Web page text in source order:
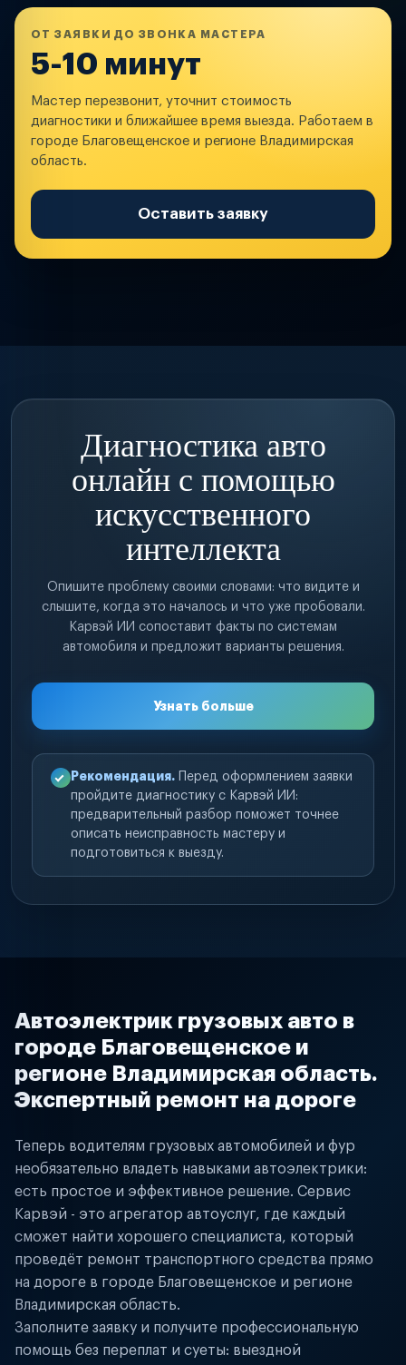
ОТ ЗАЯВКИ ДО ЗВОНКА МАСТЕРА
5-10 минут
Мастер перезвонит, уточнит стоимость
диагностики и ближайшее время выезда. Работаем в
городе Благовещенское и регионе Владимирская
область.
Оставить заявку
Диагностика авто
онлайн с помощью
искусственного
интеллекта
Опишите проблему своими словами: что видите и
слышите, когда это началось и что уже пробовали.
Карвэй ИИ сопоставит факты по системам
автомобиля и предложит варианты решения.
Узнать больше
Рекомендация. Перед оформлением заявки
пройдите диагностику с Карвэй ИИ:
предварительный разбор поможет точнее
описать неисправность мастеру и
подготовиться к выезду.
Автоэлектрик грузовых авто в
городе Благовещенское и
регионе Владимирская область.
Экспертный ремонт на дороге
Теперь водителям грузовых автомобилей и фур
необязательно владеть навыками автоэлектрики:
есть простое и эффективное решение. Сервис
Карвэй - это агрегатор автоуслуг, где каждый
сможет найти хорошего специалиста, который
проведёт ремонт транспортного средства прямо
на дороге в городе Благовещенское и регионе
Владимирская область.
Заполните заявку и получите профессиональную
помощь без переплат и суеты: выездной